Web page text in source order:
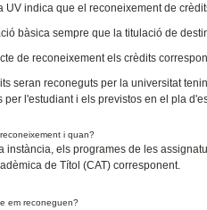
UV indica que el reconeixement de
bàsica sempre que la titulació de
de reconeixement els crèdits
seran reconeguts per la universitat
per l'estudiant i els previstos en el pla
i quan?
instància, els programes de les
de Títol (CAT) corresponent.
em reconeguen?